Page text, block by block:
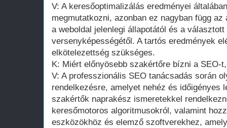
V: A keresőoptimalizálás eredményei
megmutatkozni, azonban ez nagyban függ
a weboldal jelenlegi állapotától és a
versenyképességétől. A tartós eredmények
elkötelezettség szükséges.
K: Miért előnyösebb szakértőre bízni a SEO-
V: A professzionális SEO tanácsadás során
rendelkezésre, amelyet nehéz és időigényes
szakértők naprakész ismeretekkel
keresőmotoros algoritmusokról, valamint
eszközökhöz és elemző szoftverekhez,